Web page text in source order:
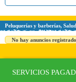
Peluquerías y barberías,
No hay anuncios
SERVICIOS